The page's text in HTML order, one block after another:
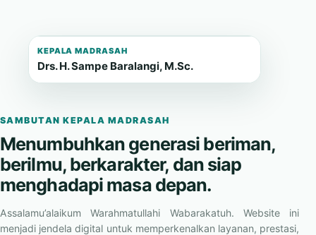
KEPALA MADRASAH
Drs. H. Sampe Baralangi, M.Sc.
SAMBUTAN KEPALA MADRASAH
Menumbuhkan generasi beriman,
berilmu, berkarakter, dan siap
menghadapi masa depan.
Assalamu’alaikum Warahmatullahi Wabarakatuh. Website ini
menjadi jendela digital untuk memperkenalkan layanan, prestasi,